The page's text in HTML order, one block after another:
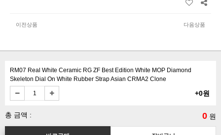
이전상품 다음상품
RM07 Real White Ceramic RG ZF Best Edition White MOP Diamond
Skeleton Dial On White Rubber Strap Asian CRMA2 Clone
+0원
총 금액 : 0 원